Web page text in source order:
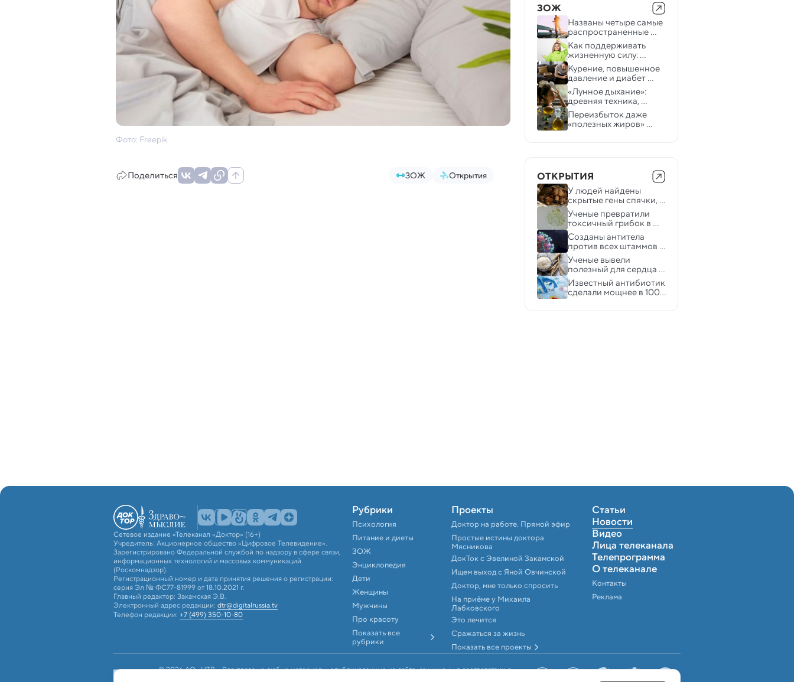
Фото: Freepik
Поделиться ЗОЖ Открытия
ЗОЖ
Названы четыре самые
распространенные
ошибки во время
кардиотренировок
Как поддерживать
жизненную силу:
простые привычки для
долголетия и
постоянной энергии
Курение, повышенное
давление и диабет
вызывают явные
изменения в мозге
«Лунное дыхание»:
древняя техника,
которая помогает
заснуть
Переизбыток даже
«полезных жиров»
может привести к
проблемам — ученые
ОТКРЫТИЯ
У людей найдены
скрытые гены спячки,
которые могут лечить
болезни
Ученые превратили
токсичный грибок в
противораковое
лекарство
Созданы антитела
против всех штаммов
COVID
Ученые вывели
полезный для сердца
сорт риса
Известный антибиотик
сделали мощнее в 100
Сетевое издание «Телеканал «Доктор» (16+)
Учредитель: Акционерное общество «Цифровое Телевидение».
Зарегистрировано Федеральной службой по надзору в сфере связи,
информационных технологий и массовых коммуникаций
(Роскомнадзор).
Регистрационный номер и дата принятия решения о регистрации:
серия Эл № ФС77-81999 от 18.10.2021 г.
Главный редактор: Закамская Э.В.
Электронный адрес редакции: dtr@digitalrussia.tv
Телефон редакции: +7 (499) 350-10-80
Рубрики
Психология
Питание и диеты
ЗОЖ
Энциклопедия
Дети
Женщины
Мужчины
Про красоту
Показать все
рубрики
Проекты
Доктор на работе. Прямой эфир
Простые истины доктора
Мясникова
ДокТок с Эвелиной Закамской
Ищем выход с Яной Овчинской
Доктор, мне только спросить
На приёме у Михаила
Лабковского
Это лечится
Сражаться за жизнь
Показать все проекты
Статьи
Новости
Видео
Лица телеканала
Телепрограмма
О телеканале
Контакты
Реклама
© 2026 АО «ЦТВ». Все права на любые материалы, опубликованные на сайте, защищены в соответствии с